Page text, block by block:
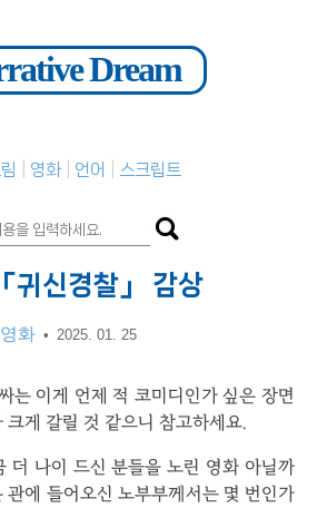
Dream
영화 언어 스크립트
귀신경찰」 감상
영화 • 2025. 01. 25
는 이게 언제 적 코미디인가 싶은 장면
크게 갈릴 것 같으니 참고하세요.
더 나이 드신 분들을 노린 영화 아닐까
관에 들어오신 노부부께서는 몇 번인가